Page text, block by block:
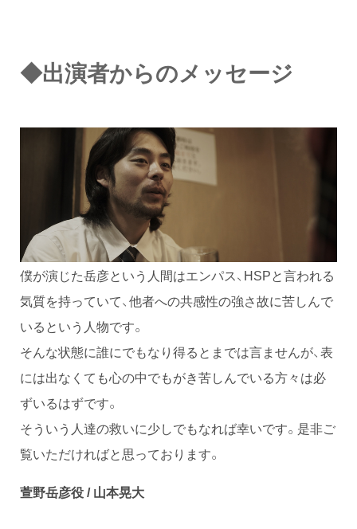
◆出演者からのメッセージ
僕が演じた岳彦という人間はエンパス、HSPと言われる
気質を持っていて、他者への共感性の強さ故に苦しんで
いるという人物です。
そんな状態に誰にでもなり得るとまでは言ませんが、表
には出なくても心の中でもがき苦しんでいる方々は必
ずいるはずです。
そういう人達の救いに少しでもなれば幸いです。是非ご
覧いただければと思っております。
萱野岳彦役 / 山本晃大